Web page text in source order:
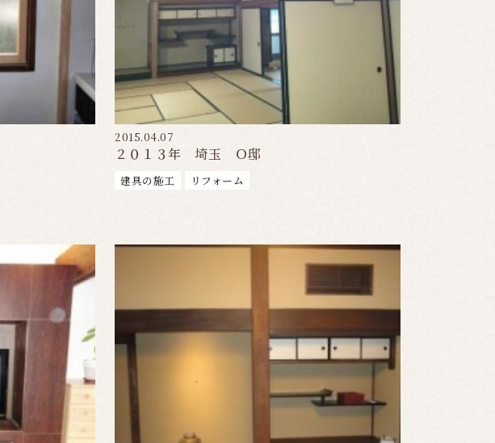
2015.04.07
２０１３年 埼玉 Ｏ邸
建具の施工 リフォーム